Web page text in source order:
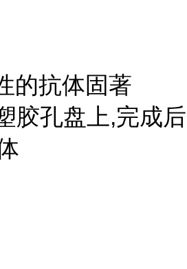
的抗体固著
胶孔盘上,完成后